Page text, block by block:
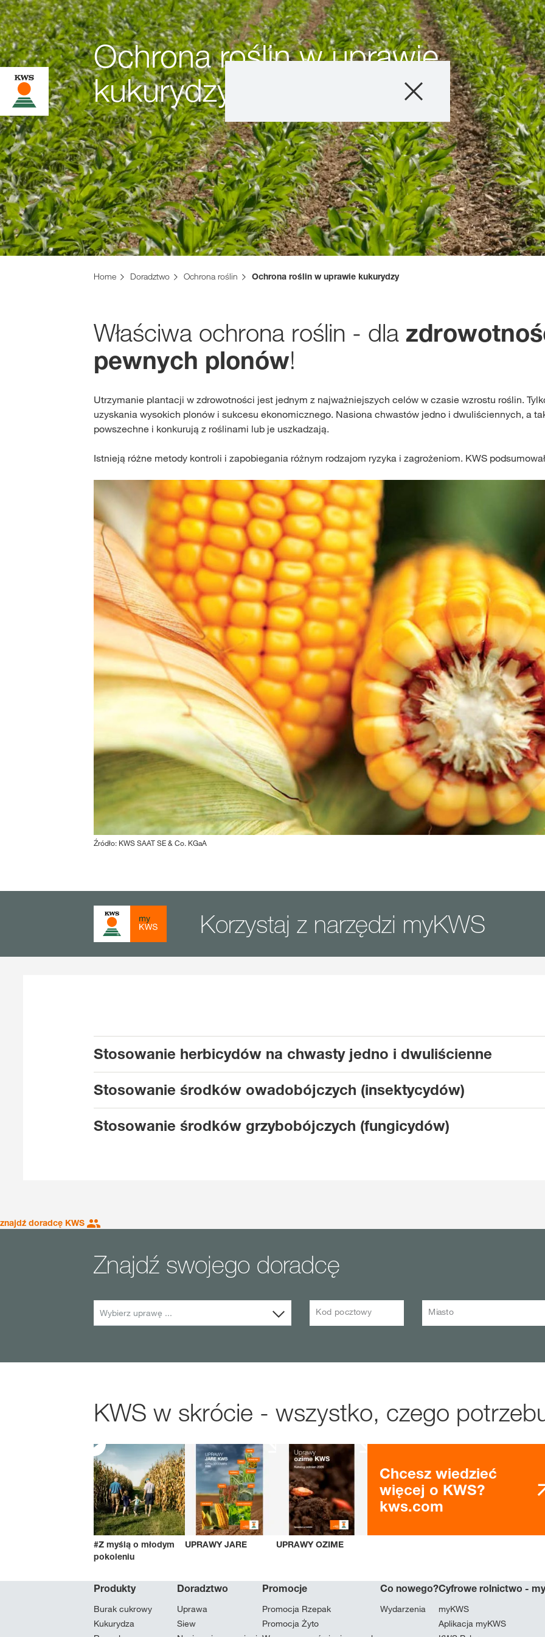
Produkty
Doradztwo
Promocje
Co nowego?
Cyfrowe
myKWS
Sklep
wsparcie dla
kws.com/
Home Doradztwo Ochrona roślin Ochrona roślin w uprawie kukurydzy
Ochrona roślin w uprawie
kukurydzy
Właściwa ochrona roślin - dla
pewnych plonów!
Utrzymanie plantacji w zdrowotności jest jednym z najważniejszych celów w czasie wzrostu roślin.
uzyskania wysokich plonów i sukcesu ekonomicznego. Nasiona chwastów jedno i dwuliściennych, a
powszechne i konkurują z roślinami lub je uszkadzają.
Istnieją różne metody kontroli i zapobiegania różnym rodzajom ryzyka i zagrożeniom. KWS
Źródło: KWS SAAT SE & Co. KGaA
Korzystaj z narzędzi myKWS
Stosowanie herbicydów na chwasty jedno i dwuliścienne
Stosowanie środków owadobójczych (insektycydów)
Stosowanie środków grzybobójczych (fungicydów)
znajdź doradcę KWS
Znajdź swojego doradcę
Wybierz uprawę ... Kod pocztowy Miasto
KWS w skrócie - wszystko, czego
#Z myślą o młodym
pokoleniu
UPRAWY JARE UPRAWY OZIME
Chcesz wiedzieć
więcej o KWS?
kws.com
Produkty
Burak cukrowy
Kukurydza
Doradztwo
Uprawa
Siew
Promocje
Promocja Rzepak
Promocja Żyto
Co nowego?
Wydarzenia
Cyfrowe rolnictwo -
myKWS
Aplikacja myKWS